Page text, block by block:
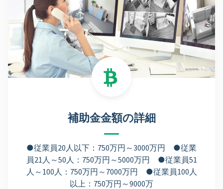
補助金金額の詳細
●従業員20人以下：750万円～3000万円 ●従業
員21人～50人：750万円～5000万円 ●従業員51
人～100人：750万円～7000万円 ●従業員100人
以上：750万円～9000万